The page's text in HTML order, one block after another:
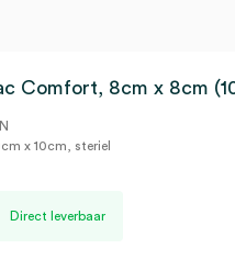
Comfort, 8cm x 8cm
x 10cm, steriel
Direct leverbaar